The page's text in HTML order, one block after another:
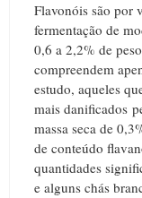
Flavonóis são por
fermentação de
0,6 a 2,2% de
compreendem
estudo, aqueles
mais danificados
massa seca de
de conteúdo
quantidades
e alguns chás